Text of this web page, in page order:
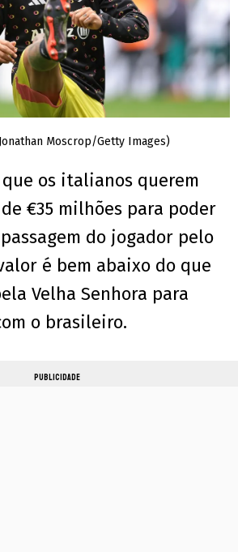
Moscrop/Getty Images)
os italianos querem
€35 milhões para poder
do jogador pelo
é bem abaixo do que
Velha Senhora para
o brasileiro.
PUBLICIDADE